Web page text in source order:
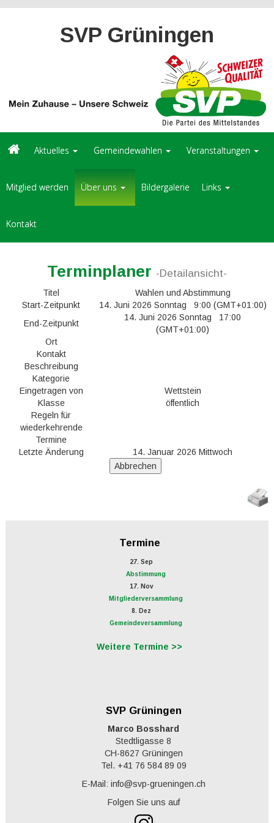
SVP Grüningen
Aktuelles Gemeindewahlen Veranstaltungen
Mitglied werden Über uns Bildergalerie Links
Kontakt
Terminplaner -Detailansicht-
Titel
Wahlen und Abstimmung
Start-Zeitpunkt
14. Juni 2026 Sonntag 9:00 (GMT+01:00)
End-Zeitpunkt
14. Juni 2026 Sonntag 17:00
(GMT+01:00)
Ort
Kontakt
Beschreibung
Kategorie
Eingetragen von
Wettstein
Klasse
öffentlich
Regeln für
wiederkehrende
Termine
Letzte Änderung
14. Januar 2026 Mittwoch
Termine
27. Sep
Abstimmung
17. Nov
Mitgliederversammlung
8. Dez
Gemeindeversammlung
Weitere Termine >>
SVP Grüningen
Marco Bosshard
Stedtligasse 8
CH-8627 Grüningen
Tel. +41 76 584 89 09
E-Mail: info@svp-grueningen.ch
Folgen Sie uns auf